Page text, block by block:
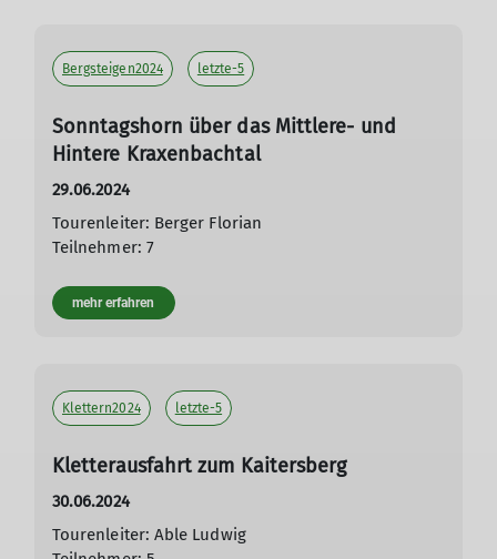
Bergsteigen2024 letzte-5
Sonntagshorn über das Mittlere- und
Hintere Kraxenbachtal
29.06.2024
Tourenleiter: Berger Florian
Teilnehmer: 7
mehr erfahren
Klettern2024 letzte-5
Kletterausfahrt zum Kaitersberg
30.06.2024
Tourenleiter: Able Ludwig